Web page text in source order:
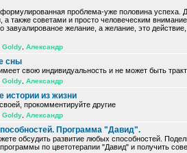
проблема-уже половина успеха.
а также советами и просто человеческим
завуалированое желание, а желание, это
Goldy Александр
сны
свою индивидуальность и не может быть
Goldy Александр
истории из жизни
прокомментируйте другие
Goldy Александр
Программа "Давид".
обсудить развитие любых способностей.
по цветотерапии "Давид" и получить